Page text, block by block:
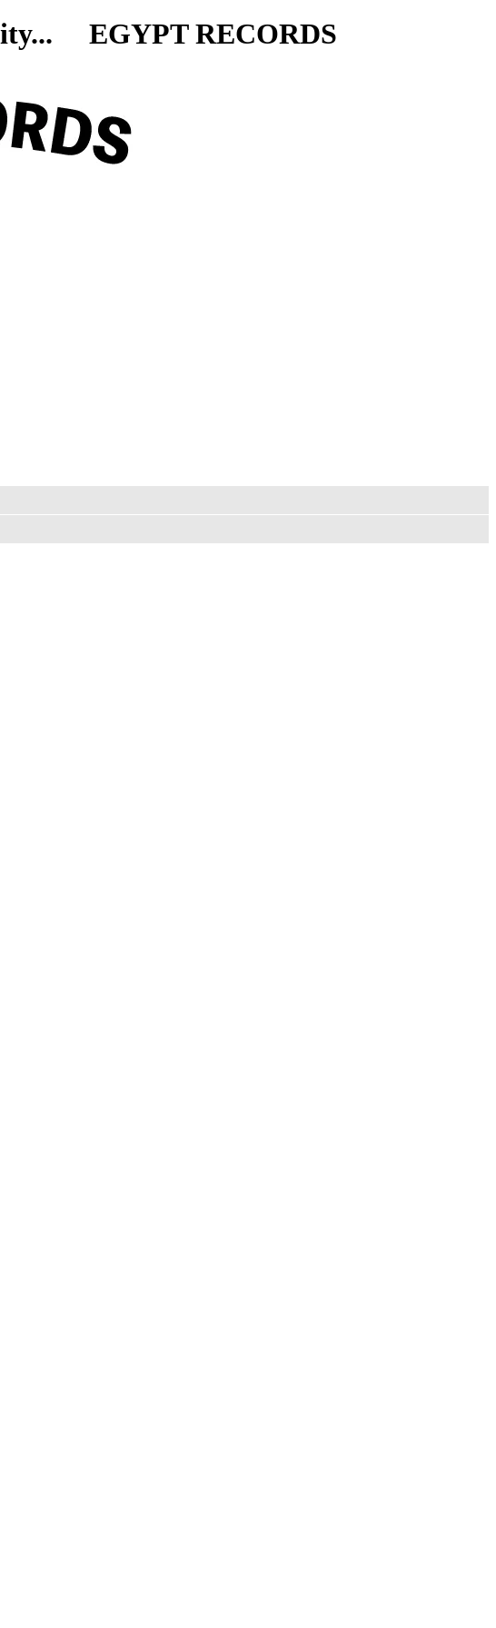
city... EGYPT RECORDS